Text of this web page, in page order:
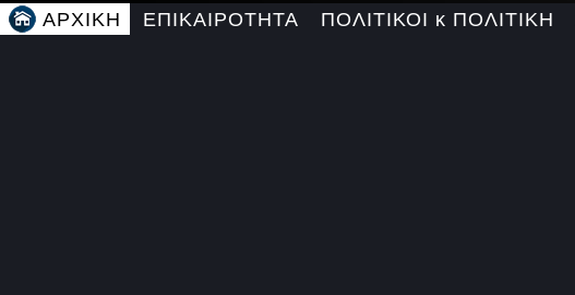
ΑΡΧΙΚΗ ΕΠΙΚΑΙΡΟΤΗΤΑ ΠΟΛΙΤΙΚΟΙ κ ΠΟΛΙΤΙΚΗ